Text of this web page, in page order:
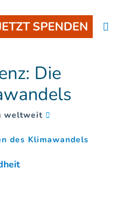
SPENDEN
Die
weltweit
des Klimawandels